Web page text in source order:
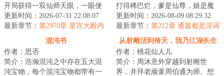
开局获得一双仙师天眼，一眼便
可看穿无数弟子资质与缺陷；收
徒圣阶资质弟子...
更新时间：2026-07-31 22:08:07
最新章节： 第2970章 皇宫大殿内
打得稀巴烂，爹是仙尊，娘是魔
尊，自己是冠绝古今的天才，却
因为小师妹柳如...
更新时间：2026-08-09 08:29:32
最新章节： 第212章 通篇都是淫词
艳曲
混沌书
作者：思否
简介：浩瀚混沌之中存在五大混
沌宝物，每个混沌宝物都带有一
从射雕活到倚天，我乃江湖长生
仙
作者：桃花仙人儿
简介：周沐意外穿越到射雕世
界，并拜老顽童周伯通为师。想